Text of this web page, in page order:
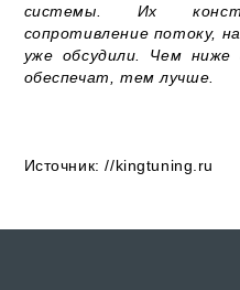
системы. Их
сопротивление потоку,
уже обсудили. Чем ниже
обеспечат, тем лучше.
Источник: //kingtuning.ru